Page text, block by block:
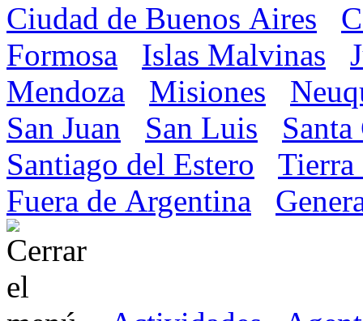
Ciudad de Buenos Aires
Formosa
Islas Malvinas
Mendoza
Misiones
San Juan
San Luis
Santiago del Estero
Tierra
Fuera de Argentina